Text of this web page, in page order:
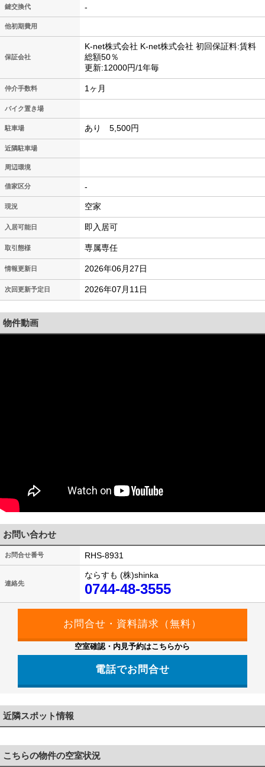
鍵交換代 -
他初期費用
保証会社
K-net株式会社 K-net株式会社 初回保証料:賃料
総額50％
更新:12000円/1年毎
仲介手数料 1ヶ月
バイク置き場
駐車場 あり 5,500円
近隣駐車場
周辺環境
借家区分 -
現況 空家
入居可能日 即入居可
取引態様 専属専任
情報更新日 2026年06月27日
次回更新予定日 2026年07月11日
物件動画
お問い合わせ
お問合せ番号 RHS-8931
連絡先
ならすも (株)shinka
0744-48-3555
空室確認・内見予約はこちらから
電話でお問合せ
近隣スポット情報
こちらの物件の空室状況